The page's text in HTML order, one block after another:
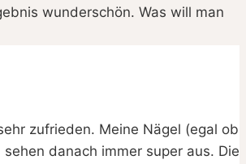
wunderschön. Was will man
zufrieden. Meine Nägel (egal ob
danach immer super aus. Die